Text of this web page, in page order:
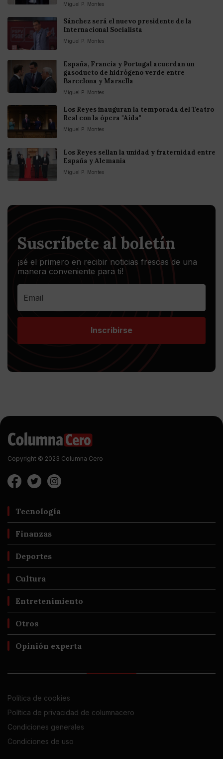
Miguel P. Montes
Sánchez será el nuevo presidente de la
Internacional Socialista
Miguel P. Montes
España, Francia y Portugal acuerdan un
gasoducto de hidrógeno verde entre
Barcelona y Marsella
Miguel P. Montes
Los Reyes inauguran la temporada del Teatro
Real con la ópera "Aída"
Miguel P. Montes
Los Reyes sellan la unidad y fraternidad entre
España y Alemania
Miguel P. Montes
Suscríbete al boletín
¡sé el primero en recibir noticias frescas de una
manera conveniente para ti!
Inscribirse
Copyright © 2023 Columna Cero
Tecnología
Finanzas
Deportes
Cultura
Entretenimiento
Otros
Opinión experta
Política de cookies
Política de privacidad de columnacero
Condiciones generales
Condiciones de uso